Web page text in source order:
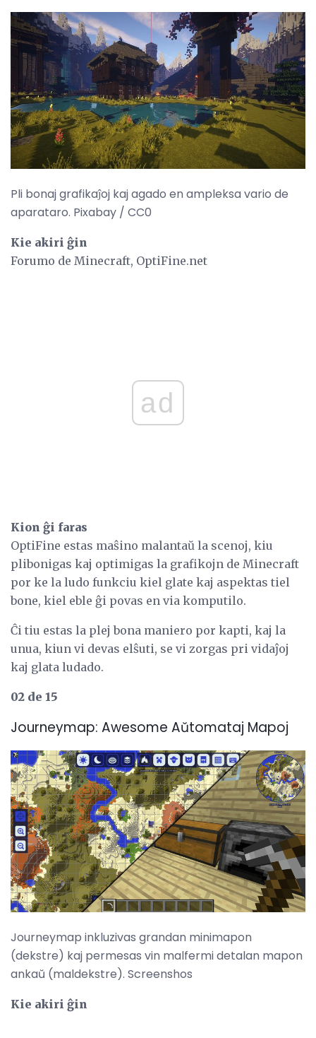
Pli bonaj grafikaĵoj kaj agado en ampleksa vario de
aparataro. Pixabay / CC0
Kie akiri ĝin
Forumo de Minecraft, OptiFine.net
ad
Kion ĝi faras
OptiFine estas maŝino malantaŭ la scenoj, kiu
plibonigas kaj optimigas la grafikojn de Minecraft
por ke la ludo funkciu kiel glate kaj aspektas tiel
bone, kiel eble ĝi povas en via komputilo.
Ĉi tiu estas la plej bona maniero por kapti, kaj la
unua, kiun vi devas elŝuti, se vi zorgas pri vidaĵoj
kaj glata ludado.
02 de 15
Journeymap: Awesome Aŭtomataj Mapoj
Journeymap inkluzivas grandan minimapon
(dekstre) kaj permesas vin malfermi detalan mapon
ankaŭ (maldekstre). Screenshos
Kie akiri ĝin